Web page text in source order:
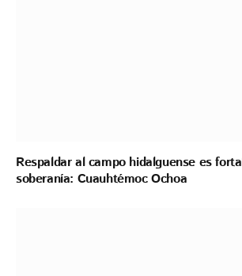
Respaldar al campo hidalguense es
soberanía: Cuauhtémoc Ochoa